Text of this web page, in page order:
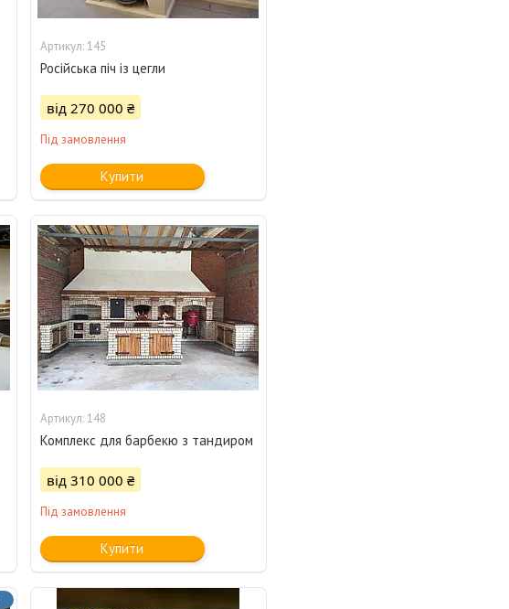
145
Російська піч із цегли
від 270 000 ₴
Під замовлення
Купити
148
Комплекс для барбекю з тандиром
від 310 000 ₴
Під замовлення
Купити